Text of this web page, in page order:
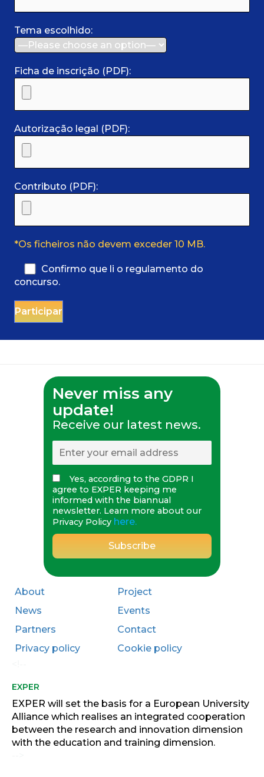
Tema escolhido:
Ficha de inscrição (PDF):
Autorização legal (PDF):
Contributo (PDF):
*Os ficheiros não devem exceder 10 MB.
Confirmo que li o regulamento do
concurso.
Never miss any
update!
Receive our latest news.
Yes, according to the GDPR I
agree to EXPER keeping me
informed with the biannual
newsletter. Learn more about our
Privacy Policy here.
About
Project
News
Events
Partners
Contact
Privacy policy
Cookie policy
EXPER
EXPER will set the basis for a European University
Alliance which realises an integrated cooperation
between the research and innovation dimension
with the education and training dimension.